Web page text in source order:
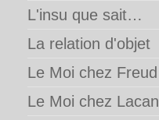
L'insu que sait…
La relation d'objet
Le Moi chez Freud
Le Moi chez Lacan